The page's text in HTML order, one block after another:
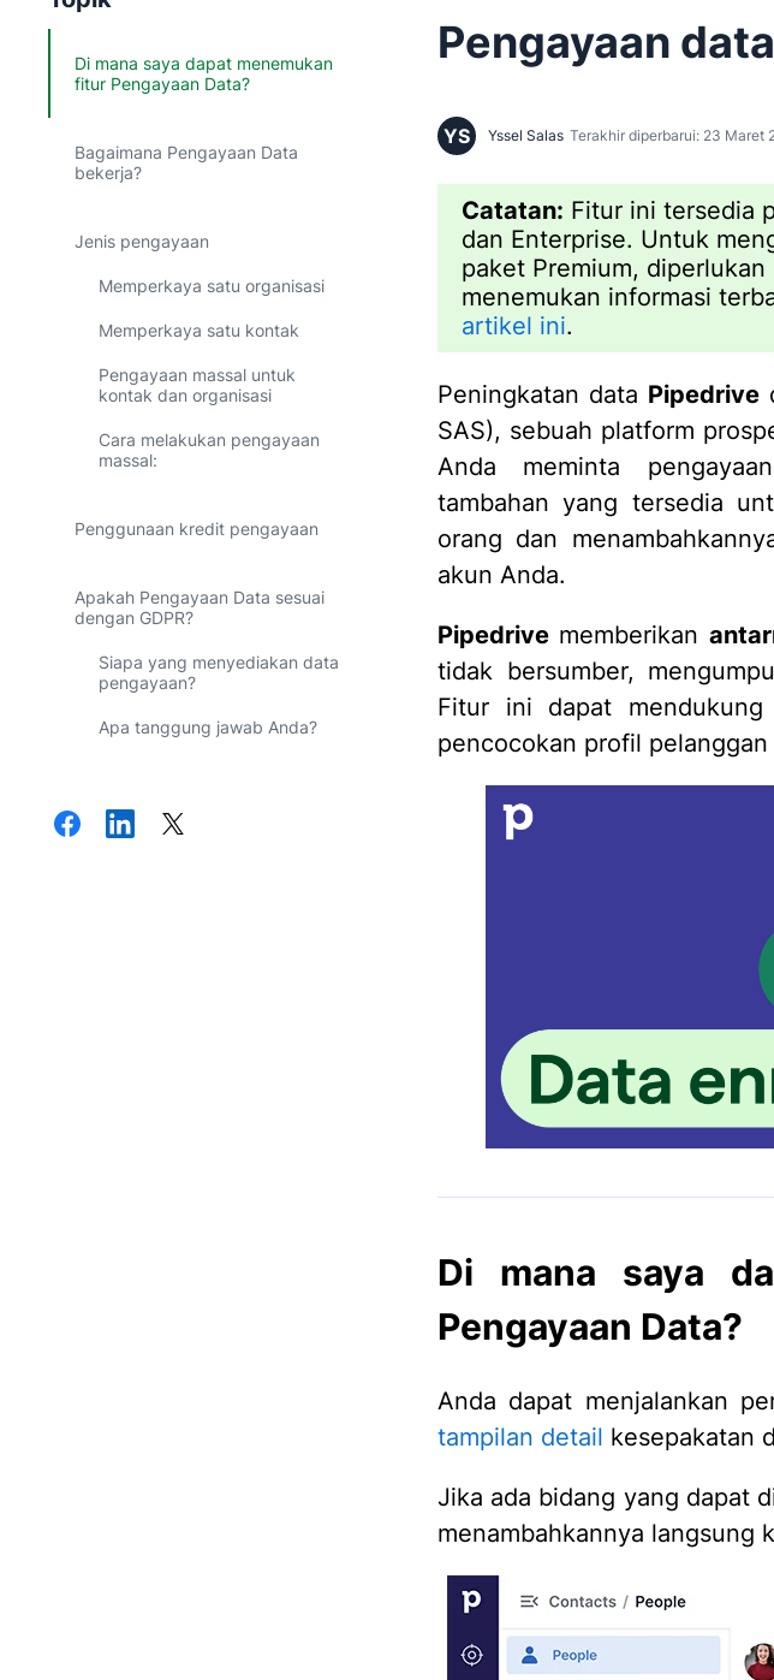
Di mana saya dapat menemukan
fitur Pengayaan Data?
Bagaimana Pengayaan Data
bekerja?
Jenis pengayaan
Memperkaya satu organisasi
Memperkaya satu kontak
Pengayaan massal untuk
kontak dan organisasi
Cara melakukan pengayaan
massal:
Penggunaan kredit pengayaan
Apakah Pengayaan Data sesuai
dengan GDPR?
Siapa yang menyediakan data
pengayaan?
Apa tanggung jawab Anda?
Pengayaan data
YS Yssel Salas Terakhir diperbarui: 23 Maret
Catatan: Fitur ini tersedia
dan Enterprise. Untuk
paket Premium,
menemukan informasi
artikel ini.
Peningkatan data Pipedrive
SAS), sebuah platform
Anda meminta
tambahan yang tersedia
orang dan
akun Anda.
Pipedrive memberikan
tidak bersumber,
Fitur ini dapat
pencocokan profil
Di mana saya
Pengayaan Data?
Anda dapat menjalankan
tampilan detail kesepakatan
Jika ada bidang yang dapat
menambahkannya langsung